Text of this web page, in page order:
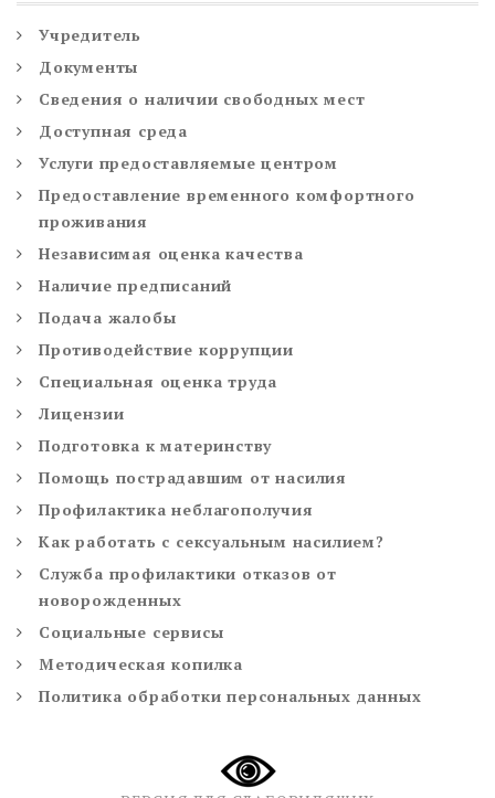
Учредитель
Документы
Сведения о наличии свободных мест
Доступная среда
Услуги предоставляемые центром
Предоставление временного комфортного
проживания
Независимая оценка качества
Наличие предписаний
Подача жалобы
Противодействие коррупции
Специальная оценка труда
Лицензии
Подготовка к материнству
Помощь пострадавшим от насилия
Профилактика неблагополучия
Как работать с сексуальным насилием?
Служба профилактики отказов от
новорожденных
Социальные сервисы
Методическая копилка
Политика обработки персональных данных